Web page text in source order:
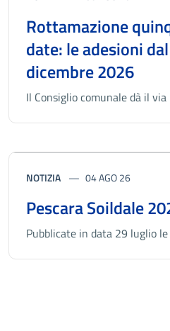
Rottamazione
date: le adesioni
dicembre 2026
Il Consiglio comunale dà il
NOTIZIA 04 AGO 26
Pescara Soildale
Pubblicate in data 29 luglio